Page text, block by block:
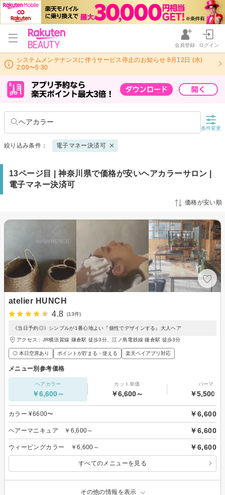
会員登録 ログイン
システムメンテナンスに伴うサービス停止のお知らせ 8月12日 (水)
2:00〜5:30
ヘアカラー
条件変更
絞り込み条件： 電子マネー決済可
13ページ目 | 神奈川県で価格が安いヘアカラーサロン |
電子マネー決済可
価格が安い順
atelier HUNCH
4.8
(13件)
《当日予約◎》シンプルが1番心地よい『個性でデザインする』大人ヘア
アクセス：JR横須賀線 鎌倉駅 徒歩3分、江ノ島電鉄線 鎌倉駅 徒歩3分
◎ 本日空席あり ポイントが貯まる・使える 楽天ペイアプリ対応
メニュー別参考価格
ヘアカラー
￥6,600～
カット単価
￥6,600～
パーマ
￥5,500～
カラー ¥6600〜 ￥6,600
ヘアーマニキュア ￥6,600～ ￥6,600
ウィービングカラー ￥6,600～ ￥6,600
すべてのメニューを見る
その他の情報を表示